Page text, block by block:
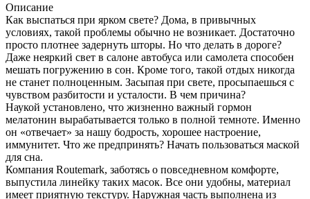
Описание
Как выспаться при ярком свете? Дома, в привычных
условиях, такой проблемы обычно не возникает. Достаточно
просто плотнее задернуть шторы. Но что делать в дороге?
Даже неяркий свет в салоне автобуса или самолета способен
мешать погружению в сон. Кроме того, такой отдых никогда
не станет полноценным. Засыпая при свете, просыпаешься с
чувством разбитости и усталости. В чем причина?
Наукой установлено, что жизненно важный гормон
мелатонин вырабатывается только в полной темноте. Именно
он «отвечает» за нашу бодрость, хорошее настроение,
иммунитет. Что же предпринять? Начать пользоваться маской
для сна.
Компания Routemark, заботясь о повседневном комфорте,
выпустила линейку таких масок. Все они удобны, материал
имеет приятную текстуру. Наружная часть выполнена из